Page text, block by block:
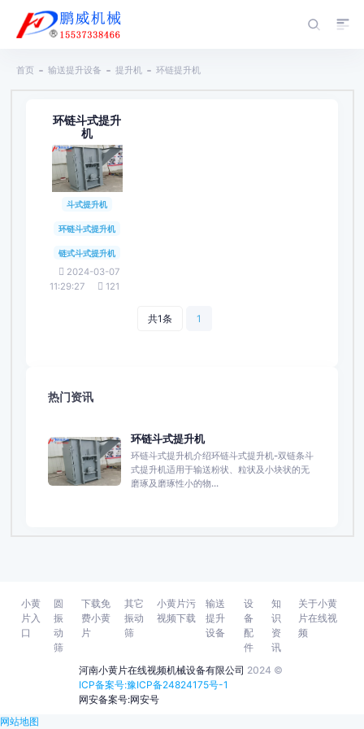
首页 输送提升设备 提升机 环链提升机
环链斗式提升
机
斗式提升机
环链斗式提升机
链式斗式提升机
2024-03-07
11:29:27
121
共1条 1
热门资讯
环链斗式提升机
环链斗式提升机介绍环链斗式提升机-双链条斗
式提升机适用于输送粉状、粒状及小块状的无
磨琢及磨琢性小的物...
河南小黄片在线视频机械设备有限公司 2024 ©
ICP备案号:豫ICP备24824175号-1
网安备案号:网安号
小黄
片入
口
圆
振
动
筛
下载免
费小黄
片
其它
振动
筛
小黄片污
视频下载
输送
提升
设备
设
备
配
件
知
识
资
讯
关于小黄
片在线视
频
网站地图